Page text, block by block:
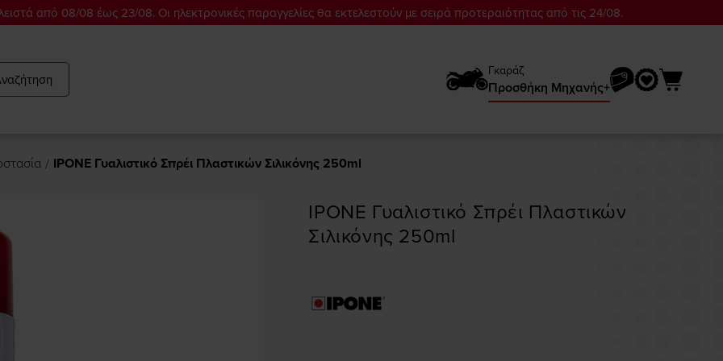
από 08/08 έως 23/08. Οι ηλεκτρονικές παραγγελίες θα εκτελεστούν με σειρά προτεραιότητας από τις 24/08.
Γκαράζ
Προσθήκη Mηχανής+
IPONE Γυαλιστικό Σπρέι Πλαστικών Σιλικόνης 250ml
IPONE Γυαλιστικό Σπρέι Πλαστικών
Σιλικόνης 250ml